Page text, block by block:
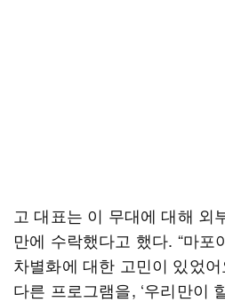
고 대표는 이 무대에 대해 외
만에 수락했다고 했다. “마포
차별화에 대한 고민이 있었
다른 프로그램을, ‘우리만이